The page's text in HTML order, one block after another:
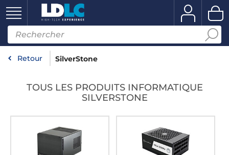
Retour SilverStone
TOUS LES PRODUITS INFORMATIQUE
SILVERSTONE